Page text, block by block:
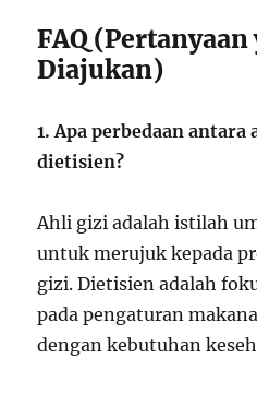
FAQ
Diajukan)
1. Apa perbedaan
dietisien?
Ahli gizi adalah istilah
untuk merujuk kepada
gizi. Dietisien adalah
pada pengaturan
dengan kebutuhan